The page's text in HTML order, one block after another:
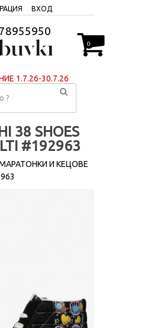
ВХОД
0
1.7.26-30.7.26
38 SHOES
#192963
И КЕЦОВЕ